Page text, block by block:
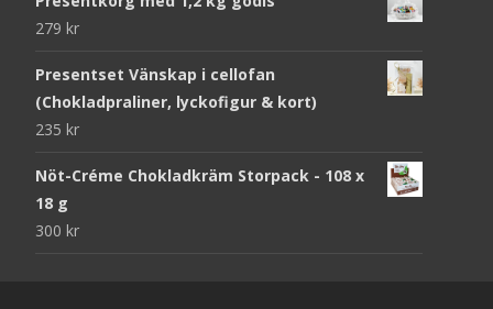
279 kr
Presentset Vänskap i cellofan
(Chokladpraliner, lyckofigur & kort)
235 kr
Nöt-Créme Chokladkräm Storpack - 108 x
18 g
300 kr